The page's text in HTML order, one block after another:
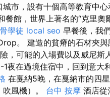
市，設有十個高等教育中心
館，世界上著名的“克里奧
學徒 local seo 早餐後，我
。 建造的貧瘠的石材夾與
，可能的入場費以及威尼斯
1夜在過境住宿中，回到意大
在戛納5晚，在戛納市的四
風機）。 台中 按摩 酒店從